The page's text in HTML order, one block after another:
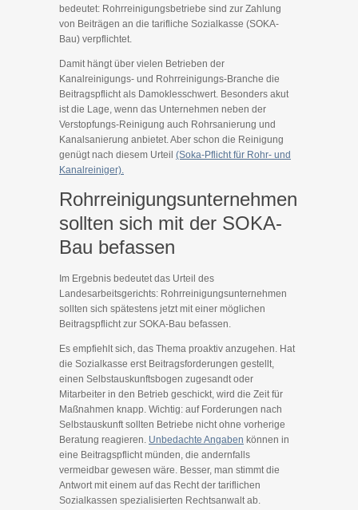
bedeutet: Rohrreinigungsbetriebe sind zur Zahlung
von Beiträgen an die tarifliche Sozialkasse (SOKA-
Bau) verpflichtet.
Damit hängt über vielen Betrieben der
Kanalreinigungs- und Rohrreinigungs-Branche die
Beitragspflicht als Damoklesschwert. Besonders akut
ist die Lage, wenn das Unternehmen neben der
Verstopfungs-Reinigung auch Rohrsanierung und
Kanalsanierung anbietet. Aber schon die Reinigung
genügt nach diesem Urteil (Soka-Pflicht für Rohr- und
Kanalreiniger).
Rohrreinigungsunternehmen
sollten sich mit der SOKA-
Bau befassen
Im Ergebnis bedeutet das Urteil des
Landesarbeitsgerichts: Rohrreinigungsunternehmen
sollten sich spätestens jetzt mit einer möglichen
Beitragspflicht zur SOKA-Bau befassen.
Es empfiehlt sich, das Thema proaktiv anzugehen. Hat
die Sozialkasse erst Beitragsforderungen gestellt,
einen Selbstauskunftsbogen zugesandt oder
Mitarbeiter in den Betrieb geschickt, wird die Zeit für
Maßnahmen knapp. Wichtig: auf Forderungen nach
Selbstauskunft sollten Betriebe nicht ohne vorherige
Beratung reagieren. Unbedachte Angaben können in
eine Beitragspflicht münden, die andernfalls
vermeidbar gewesen wäre. Besser, man stimmt die
Antwort mit einem auf das Recht der tariflichen
Sozialkassen spezialisierten Rechtsanwalt ab.